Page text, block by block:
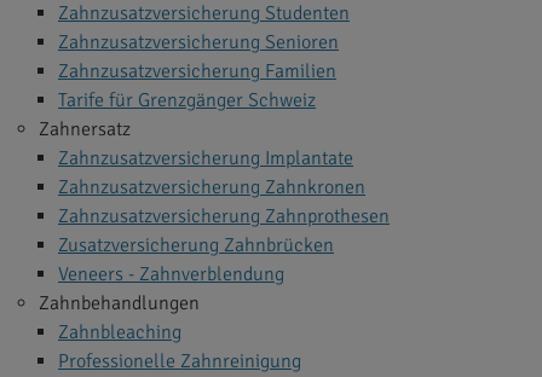
Zahnzusatzversicherung Studenten
Zahnzusatzversicherung Senioren
Zahnzusatzversicherung Familien
Tarife für Grenzgänger Schweiz
Zahnersatz
Zahnzusatzversicherung Implantate
Zahnzusatzversicherung Zahnkronen
Zahnzusatzversicherung Zahnprothesen
Zusatzversicherung Zahnbrücken
Veneers - Zahnverblendung
Zahnbehandlungen
Zahnbleaching
Professionelle Zahnreinigung